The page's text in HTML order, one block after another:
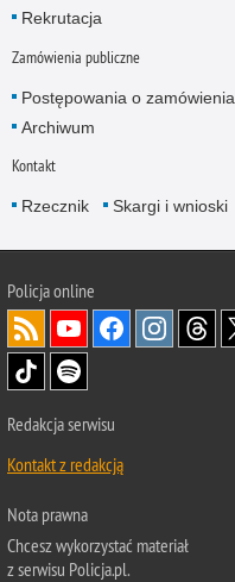
Rekrutacja
Zamówienia publiczne
Postępowania o zamówienia
Archiwum
Kontakt
Rzecznik Skargi i wnioski
Policjaonline
Redakcja serwisu
Kontakt z redakcją
Nota prawna
Chcesz wykorzystać materiał
z serwisu Policja.pl.